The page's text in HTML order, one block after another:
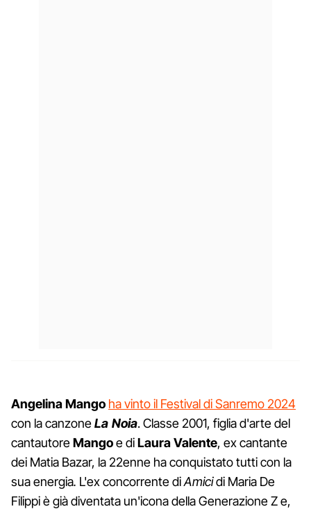
Angelina Mango ha vinto il Festival di Sanremo 2024
con la canzoneLa Noia. Classe 2001, figlia d'arte del
cantautoreMangoe diLaura Valente, ex cantante
dei Matia Bazar, la 22enne ha conquistato tutti con la
sua energia. L'ex concorrente diAmicidi Maria De
Filippi è già diventata un'icona della Generazione Z e,